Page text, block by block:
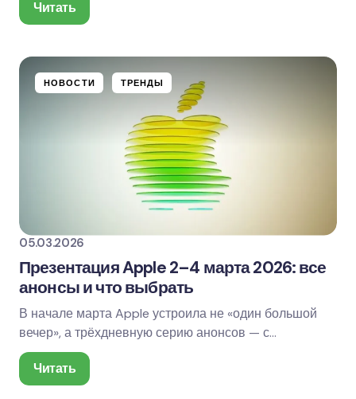
Читать
НОВОСТИ ТРЕНДЫ
05.03.2026
Презентация Apple 2–4 марта 2026: все
анонсы и что выбрать
В начале марта Apple устроила не «один большой
вечер», а трёхдневную серию анонсов — с
кульминацией в формате Apple Experience 4 марта.…
Читать